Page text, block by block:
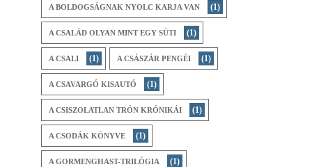
A BOLDOGSÁGNAK NYOLC KARJA VAN (1)
A CSALÁD OLYAN MINT EGY SÜTI (1)
A CSALI (1) A CSÁSZÁR PENGÉI (1)
A CSAVARGÓ KISAUTÓ (1)
A CSISZOLATLAN TRÓN KRÓNIKÁI (1)
A CSODÁK KÖNYVE (1)
A GORMENGHAST-TRILÓGIA (1)